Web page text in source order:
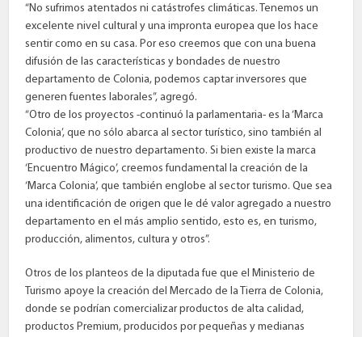
“No sufrimos atentados ni catástrofes climáticas. Tenemos un
excelente nivel cultural y una impronta europea que los hace
sentir como en su casa. Por eso creemos que con una buena
difusión de las características y bondades de nuestro
departamento de Colonia, podemos captar inversores que
generen fuentes laborales”, agregó.
“Otro de los proyectos -continuó la parlamentaria- es la ‘Marca
Colonia’, que no sólo abarca al sector turístico, sino también al
productivo de nuestro departamento. Si bien existe la marca
‘Encuentro Mágico’, creemos fundamental la creación de la
‘Marca Colonia’, que también englobe al sector turismo. Que sea
una identificación de origen que le dé valor agregado a nuestro
departamento en el más amplio sentido, esto es, en turismo,
producción, alimentos, cultura y otros”.
Otros de los planteos de la diputada fue que el Ministerio de
Turismo apoye la creación del Mercado de la Tierra de Colonia,
donde se podrían comercializar productos de alta calidad,
productos Premium, producidos por pequeñas y medianas